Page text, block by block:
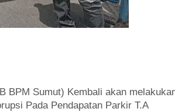
BPM Sumut) Kembali akan
Pada Pendapatan Parkir T.A